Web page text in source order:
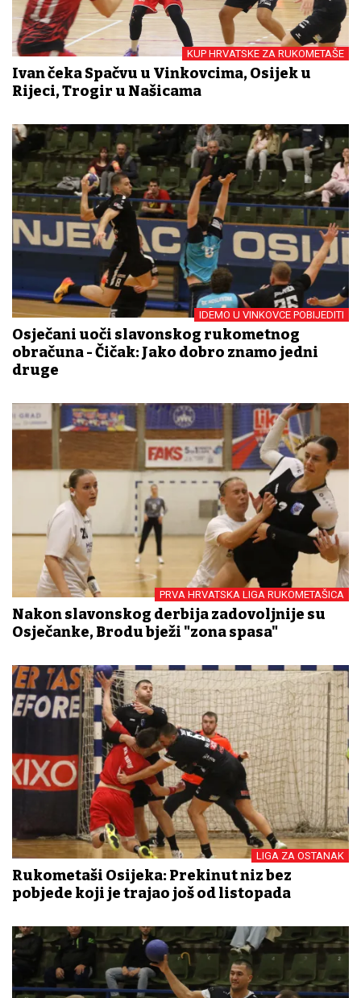
KUP HRVATSKE ZA RUKOMETAŠE
Ivan čeka Spačvu u Vinkovcima, Osijek u
Rijeci, Trogir u Našicama
IDEMO U VINKOVCE POBIJEDITI
Osječani uoči slavonskog rukometnog
obračuna - Čičak: Jako dobro znamo jedni
druge
PRVA HRVATSKA LIGA RUKOMETAŠICA
Nakon slavonskog derbija zadovoljnije su
Osječanke, Brodu bježi "zona spasa"
LIGA ZA OSTANAK
Rukometaši Osijeka: Prekinut niz bez
pobjede koji je trajao još od listopada